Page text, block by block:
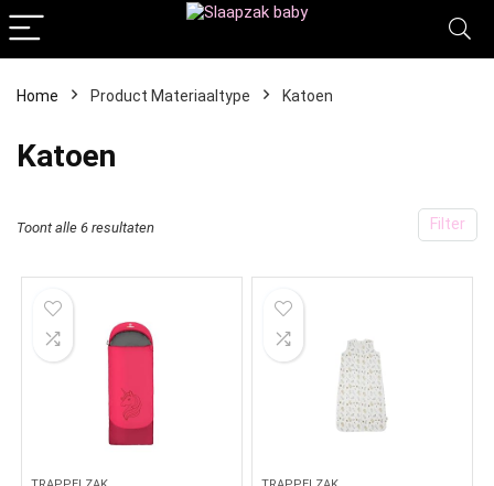
Home Product Materiaaltype ‎Katoen
‎Katoen
Filter
Toont alle 6 resultaten